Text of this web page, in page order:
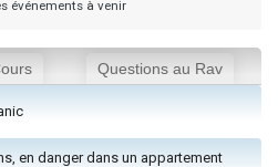
événements à venir
Questions au Rav
en danger dans un appartement